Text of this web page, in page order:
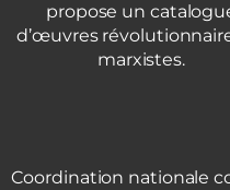
propose un
d’œuvres
marxistes.
Coordination nationale